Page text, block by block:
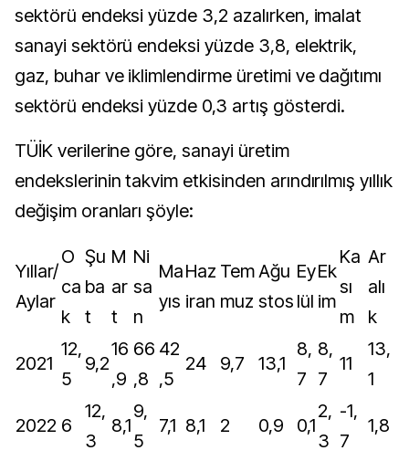
sektörü endeksi yüzde 3,2 azalırken, imalat
sanayi sektörü endeksi yüzde 3,8, elektrik,
gaz, buhar ve iklimlendirme üretimi ve dağıtımı
sektörü endeksi yüzde 0,3 artış gösterdi.
TÜİK verilerine göre, sanayi üretim
endekslerinin takvim etkisinden arındırılmış yıllık
değişim oranları şöyle:
Yıllar/
Aylar
O
ca
k
Şu
ba
t
M
ar
t
Ni
sa
n
Ma
yıs
Haz
iran
Tem
muz
Ağu
stos
Ey
lül
Ek
im
Ka
sı
m
Ar
alı
k
2021
12,
5
9,2
16
,9
66
,8
42
,5
24 9,7 13,1
8,
7
8,
7
11
13,
1
2022 6
12,
3
8,1
9,
5
7,1 8,1 2 0,9 0,1
2,
3
-1,
7
1,8